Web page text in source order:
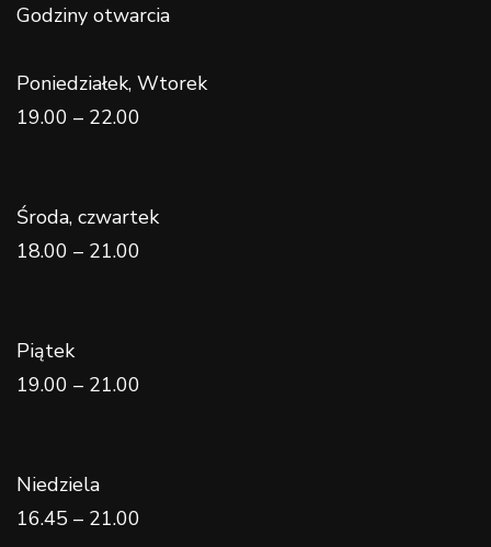
Godziny otwarcia
Poniedziałek, Wtorek
19.00 – 22.00
Środa, czwartek
18.00 – 21.00
Piątek
19.00 – 21.00
Niedziela
16.45 – 21.00